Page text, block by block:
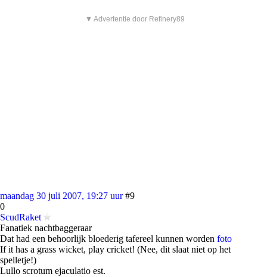
▼ Advertentie door Refinery89
maandag 30 juli 2007, 19:27 uur #9
0
ScudRaket
Fanatiek nachtbaggeraar
Dat had een behoorlijk bloederig tafereel kunnen worden foto
If it has a grass wicket, play cricket! (Nee, dit slaat niet op het
spelletje!)
Lullo scrotum ejaculatio est.